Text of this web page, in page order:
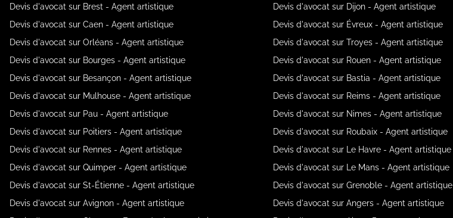
Devis d'avocat sur Brest - Agent artistique
Devis d'avocat sur Caen - Agent artistique
Devis d'avocat sur Orléans - Agent artistique
Devis d'avocat sur Bourges - Agent artistique
Devis d'avocat sur Besançon - Agent artistique
Devis d'avocat sur Mulhouse - Agent artistique
Devis d'avocat sur Pau - Agent artistique
Devis d'avocat sur Poitiers - Agent artistique
Devis d'avocat sur Rennes - Agent artistique
Devis d'avocat sur Quimper - Agent artistique
Devis d'avocat sur St-Étienne - Agent artistique
Devis d'avocat sur Avignon - Agent artistique
Devis d'avocat sur Dijon - Agent artistique
Devis d'avocat sur Évreux - Agent artistique
Devis d'avocat sur Troyes - Agent artistique
Devis d'avocat sur Rouen - Agent artistique
Devis d'avocat sur Bastia - Agent artistique
Devis d'avocat sur Reims - Agent artistique
Devis d'avocat sur Nimes - Agent artistique
Devis d'avocat sur Roubaix - Agent artistique
Devis d'avocat sur Le Havre - Agent artistique
Devis d'avocat sur Le Mans - Agent artistique
Devis d'avocat sur Grenoble - Agent artistique
Devis d'avocat sur Angers - Agent artistique